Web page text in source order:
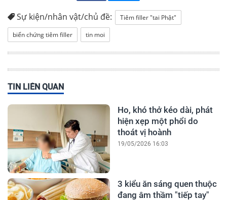
Sự kiện/nhân vật/chủ đề:
Tiêm filler "tai Phật"
biến chứng tiêm filler
tin moi
TIN LIÊN QUAN
Ho, khó thở kéo dài, phát
hiện xẹp một phổi do
thoát vị hoành
19/05/2026 16:03
3 kiểu ăn sáng quen thuộc
đang âm thầm "tiếp tay"